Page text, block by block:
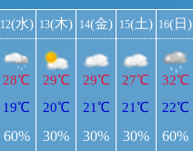
12(水)
28℃
19℃
60%
13(木)
29℃
20℃
30%
14(金)
29℃
21℃
30%
15(土)
27℃
21℃
30%
16(日)
32℃
22℃
60%